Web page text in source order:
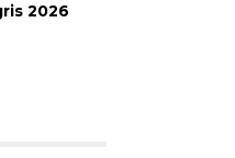
2026